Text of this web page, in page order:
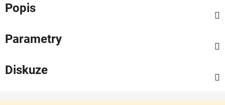
Popis
Parametry
Diskuze